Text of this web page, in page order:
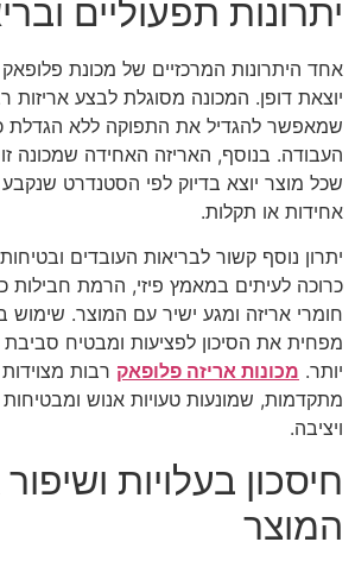
יתרונות תפעוליים
אחד היתרונות המרכזיים של מכונת פלופאק
יוצאת דופן. המכונה מסוגלת לבצע אריזות
שמאפשר להגדיל את התפוקה ללא הגדלת
העבודה. בנוסף, האריזה האחידה שמכונה
שכל מוצר יוצא בדיוק לפי הסטנדרט
אחידות או תקלות.
יתרון נוסף קשור לבריאות העובדים
כרוכה לעיתים במאמץ פיזי, הרמת חבילות
חומרי אריזה ומגע ישיר עם המוצר. שימוש
מפחית את הסיכון לפציעות ומבטיח סביבת
יותר. מכונות אריזה פלופאק רבות
מתקדמות, שמונעות טעויות אנוש
ויציבה.
חיסכון בעלויות
המוצר